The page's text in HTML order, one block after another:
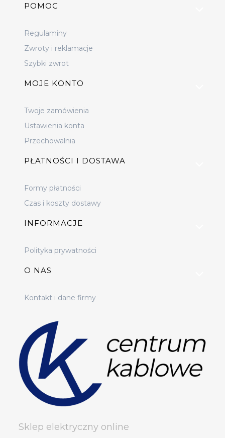
Linki w stopce
POMOC
Regulaminy
Zwroty i reklamacje
Szybki zwrot
MOJE KONTO
Twoje zamówienia
Ustawienia konta
Przechowalnia
PŁATNOŚCI I DOSTAWA
Formy płatności
Czas i koszty dostawy
INFORMACJE
Polityka prywatności
O NAS
Kontakt i dane firmy
Sklep elektryczny online